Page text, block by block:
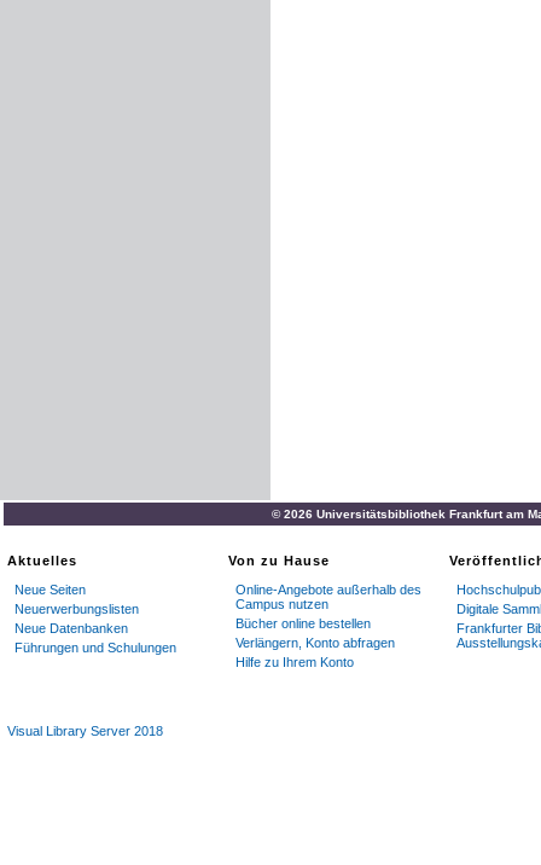
© 2026 Universitätsbibliothek Frankfurt am
Aktuelles
Neue Seiten
Neuerwerbungslisten
Neue Datenbanken
Führungen und Schulungen
Von zu Hause
Online-Angebote außerhalb des
Campus nutzen
Bücher online bestellen
Verlängern, Konto abfragen
Hilfe zu Ihrem Konto
Digitale
Frankfurter
Visual Library Server 2018